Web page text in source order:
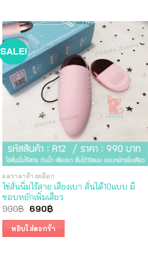
SALE!
ลดราคาล้างสต๊อก
ไข่สั่นนิ่มไร้สาย เสียงเบา สั่นได้10แบบ มี
ขอบหยักเพิ่มเสียว
990฿ Original
was:
990฿.
690฿Current
is:
690฿.
หยิบใส่ตะกร้า